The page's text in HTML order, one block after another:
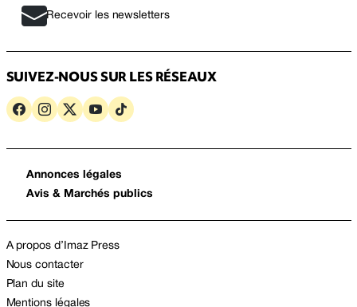
Recevoir les newsletters
SUIVEZ-NOUS SUR LES RÉSEAUX
Annonces légales
Avis & Marchés publics
A propos d’Imaz Press
Nous contacter
Plan du site
Mentions légales